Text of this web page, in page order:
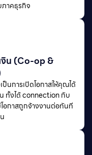
าคธุรกิจ
งิน (Co-op &
ป็นการเปิดโอกาสให้คุณได้
น ทั้งได้ connection กับ
โอกาสถูกจ้างงานต่อทันที